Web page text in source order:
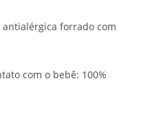
forrado com
com o bebê: 100%